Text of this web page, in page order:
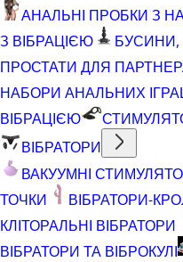
АНАЛЬНІ ПРОБКИ З
З ВІБРАЦІЄЮ
ПРОСТАТИ ДЛЯ
НАБОРИ АНАЛЬНИХ
ВІБРАЦІЄЮ
ВІБРАТОРИ
ВАКУУМНІ
ТОЧКИ
ВІБРАТОРИ-
КЛІТОРАЛЬНІ ВІБРАТОРИ
ВІБРАТОРИ ТА ВІБРОКУЛІ